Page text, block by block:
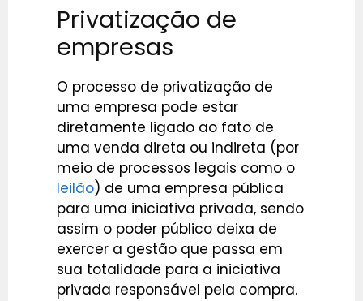
Privatização de
empresas
O processo de privatização de
uma empresa pode estar
diretamente ligado ao fato de
uma venda direta ou indireta (por
meio de processos legais como o
leilão) de uma empresa pública
para uma iniciativa privada, sendo
assim o poder público deixa de
exercer a gestão que passa em
sua totalidade para a iniciativa
privada responsável pela compra.